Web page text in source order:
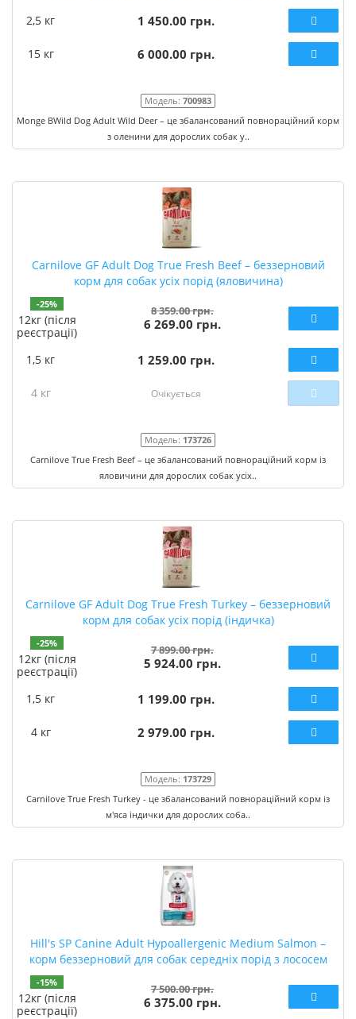
2,5 кг
1 450.00 грн.
15 кг 6 000.00 грн.
Модель: 700983
Monge BWild Dog Adult Wild Deer – це збалансований повнораційний корм
з оленини для дорослих собак у..
Carnilove GF Adult Dog True Fresh Beef – беззерновий
корм для собак усіх порід (яловичина)
-25%
12кг (після
реєстрації)
8 359.00 грн.
6 269.00 грн.
1,5 кг 1 259.00 грн.
4 кг Очікується
Модель: 173726
Carnilove True Fresh Beef – це збалансований повнораційний корм із
яловичини для дорослих собак усіх..
Carnilove GF Adult Dog True Fresh Turkey – беззерновий
корм для собак усіх порід (індичка)
-25%
12кг (після
реєстрації)
7 899.00 грн.
5 924.00 грн.
1,5 кг 1 199.00 грн.
4 кг 2 979.00 грн.
Модель: 173729
Carnilove True Fresh Turkey - це збалансований повнораційний корм із
м'яса індички для дорослих соба..
Hill's SP Canine Adult Hypoallergenic Medium Salmon –
корм беззерновий для собак середніх порід з лососем
-15%
12кг (після
реєстрації)
7 500.00 грн.
6 375.00 грн.